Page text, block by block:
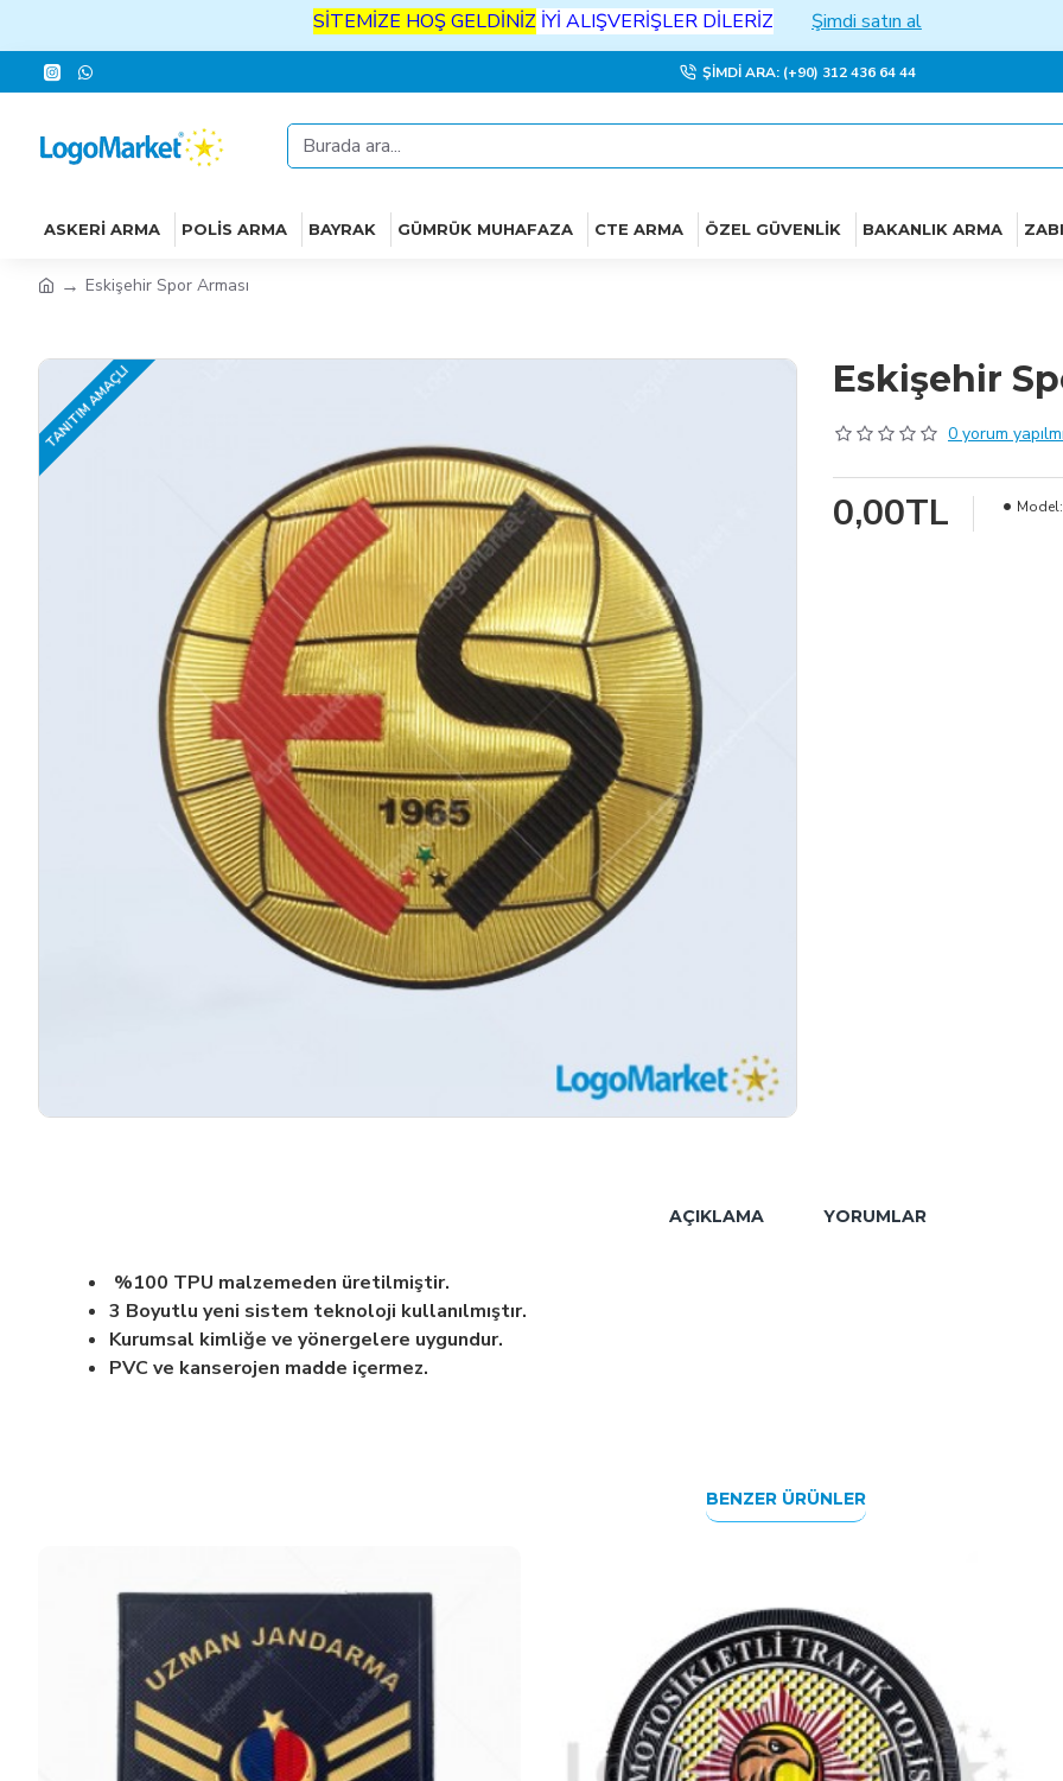
SİTEMİZEHOŞ GELDİNİZİYİALIŞVERİŞLER DİLERİZ Şimdi satın al
ŞIMDI ARA: (+90) 312 436 64 44
ASKERI ARMA POLIS ARMA BAYRAK GÜMRÜK MUHAFAZA CTE ARMA ÖZEL GÜVENLIK BAKANLIK ARMA
Eskişehir Spor Arması
TANITIM AMAÇLI Eskişehir
0 yorum
0,00TL Model:
AÇIKLAMA YORUMLAR
%100 TPU malzemeden üretilmiştir.
3 Boyutlu yeni sistem teknoloji kullanılmıştır.
Kurumsal kimliğe ve yönergelere uygundur.
PVC ve kanserojen madde içermez.
BENZER ÜRÜNLER